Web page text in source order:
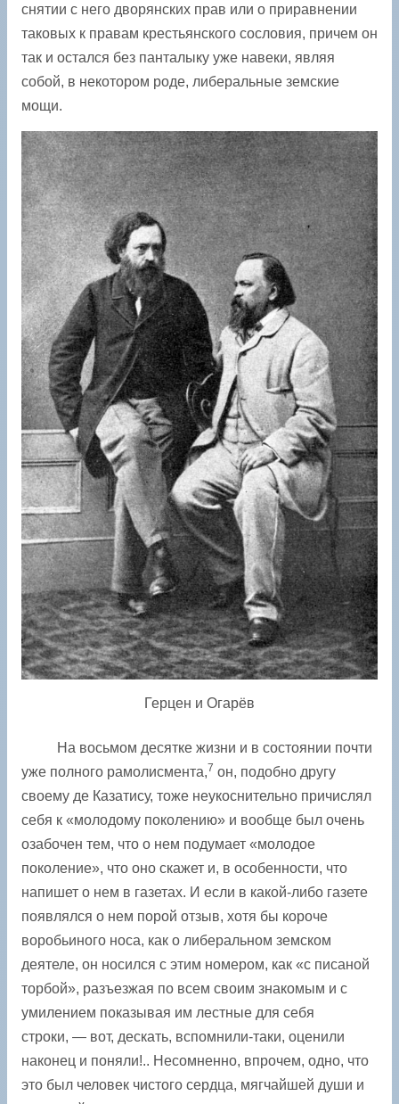
снятии с него дворянских прав или о приравнении
таковых к правам крестьянского сословия, причем он
так и остался без панталыку уже навеки, являя
собой, в некотором роде, либеральные земские
мощи.
Герцен и Огарёв
На восьмом десятке жизни и в состоянии почти
уже полного рамолисмента,7 он, подобно другу
своему де Казатису, тоже неукоснительно причислял
себя к «молодому поколению» и вообще был очень
озабочен тем, что о нем подумает «молодое
поколение», что оно скажет и, в особенности, что
напишет о нем в газетах. И если в какой-либо газете
появлялся о нем порой отзыв, хотя бы короче
воробьиного носа, как о либеральном земском
деятеле, он носился с этим номером, как «с писаной
торбой», разъезжая по всем своим знакомым и с
умилением показывая им лестные для себя
строки, — вот, дескать, вспомнили-таки, оценили
наконец и поняли!.. Несомненно, впрочем, одно, что
это был человек чистого сердца, мягчайшей души и